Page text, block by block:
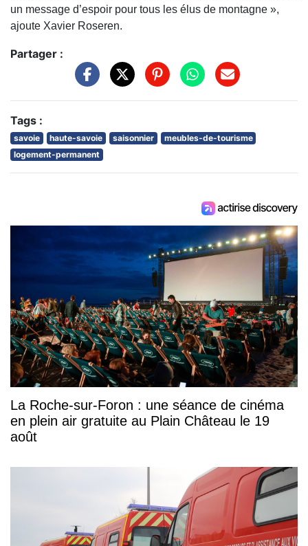
un message d’espoir pour tous les élus de montagne »,
ajoute Xavier Roseren.
Partager :
Tags :
savoie haute-savoie saisonnier
meubles-de-tourisme
logement-permanent
La Roche-sur-Foron : une séance de cinéma
en plein air gratuite au Plain Château le 19
août